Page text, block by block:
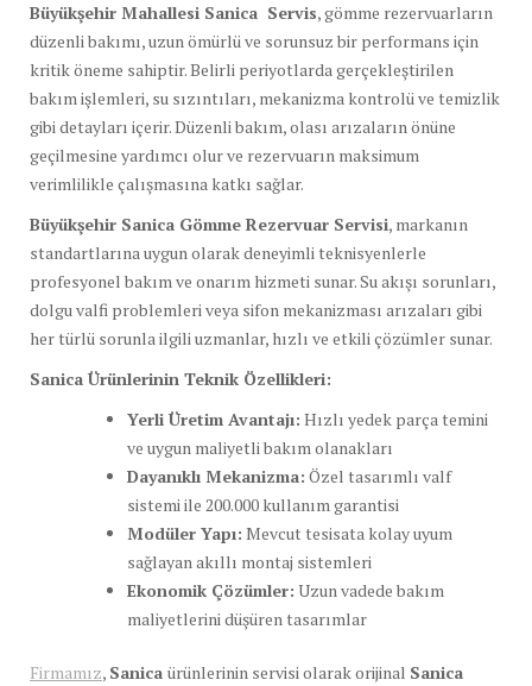
Büyükşehir Mahallesi Sanica Servis, gömme rezervuarların
düzenli bakımı, uzun ömürlü ve sorunsuz bir performans için
kritik öneme sahiptir. Belirli periyotlarda gerçekleştirilen
bakım işlemleri, su sızıntıları, mekanizma kontrolü ve temizlik
gibi detayları içerir. Düzenli bakım, olası arızaların önüne
geçilmesine yardımcı olur ve rezervuarın maksimum
verimlilikle çalışmasına katkı sağlar.
Büyükşehir Sanica Gömme Rezervuar Servisi, markanın
standartlarına uygun olarak deneyimli teknisyenlerle
profesyonel bakım ve onarım hizmeti sunar. Su akışı sorunları,
dolgu valfi problemleri veya sifon mekanizması arızaları gibi
her türlü sorunla ilgili uzmanlar, hızlı ve etkili çözümler sunar.
Sanica Ürünlerinin Teknik Özellikleri:
Yerli Üretim Avantajı: Hızlı yedek parça temini
ve uygun maliyetli bakım olanakları
Dayanıklı Mekanizma: Özel tasarımlı valf
sistemi ile 200.000 kullanım garantisi
Modüler Yapı: Mevcut tesisata kolay uyum
sağlayan akıllı montaj sistemleri
Ekonomik Çözümler: Uzun vadede bakım
maliyetlerini düşüren tasarımlar
Firmamız, Sanica ürünlerinin servisi olarak orijinal Sanica